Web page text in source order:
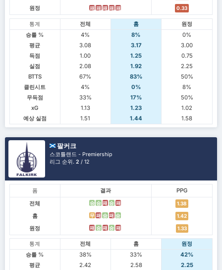
원정 패 패 패 패 패 0.33
통계 전체 홈
원정
승률 %
4% 8%
0%
평균
3.08 3.17
3.00
득점
1.00 1.25
0.75
실점
2.08 1.92
2.25
BTTS
67% 83%
50%
클린시트
4% 0%
8%
무득점
33% 17%
50%
xG
1.13 1.23
1.02
예상 실점
1.51 1.44 1.58
팔커크
스코틀랜드 - Premiership
리그 순위.2 / 12
폼 결과
PPG
전체
승 승 패 승 패 1.38
홈 무 패 승 패 승 1.42
원정 패 승 패 승 패 1.33
통계 전체 홈
원정
승률 %
38% 33%
42%
평균
2.42 2.58
2.25